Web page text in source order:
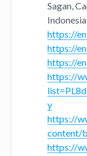
Sagan,
https://
https://
https://
https://
y
https://
content/
https://